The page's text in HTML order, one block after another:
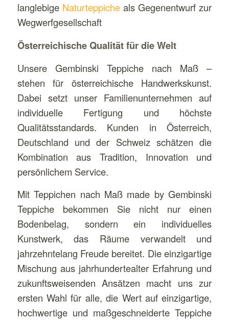
langlebige Naturteppicheals Gegenentwurf zur
Wegwerfgesellschaft
Österreichische Qualität für die Welt
Unsere Gembinski Teppiche nach Maß –
stehen für österreichische Handwerkskunst.
Dabei setzt unser Familienunternehmen auf
individuelle Fertigung und höchste
Qualitätsstandards. Kunden in Österreich,
Deutschland und der Schweiz schätzen die
Kombination aus Tradition, Innovation und
persönlichem Service.
Mit Teppichen nach Maß made by Gembinski
Teppiche bekommen Sie nicht nur einen
Bodenbelag, sondern ein individuelles
Kunstwerk, das Räume verwandelt und
jahrzehntelang Freude bereitet. Die einzigartige
Mischung aus jahrhundertealter Erfahrung und
zukunftsweisenden Ansätzen macht uns zur
ersten Wahl für alle, die Wert auf einzigartige,
hochwertige und maßgeschneiderte Teppiche